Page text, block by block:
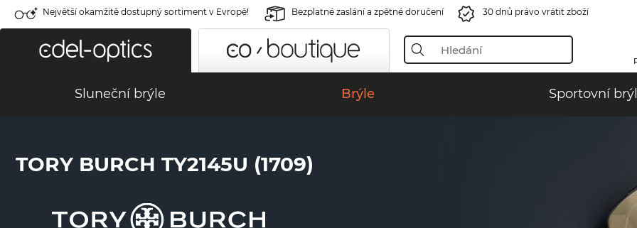
Největší okamžitě dostupný sortiment v Evropě! Bezplatné zaslání a zpětné doručení 30 dnů právo vrátit zboží
Sluneční brýle Brýle Sportovní
TORY BURCH TY2145U (1709)